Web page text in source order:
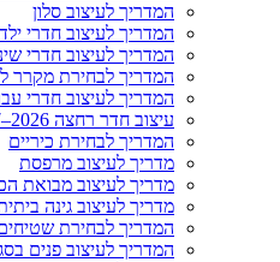
המדריך לעיצוב סלון
המדריך לעיצוב חדרי
המדריך לעיצוב חדרי
המדריך לבחירת מקרר
המדריך לעיצוב חדרי
עיצוב חדר רחצה 2026–2027: המדריך המלא לתכנון נכון
המדריך לבחירת כיריים
מדריך לעיצוב מרפסת
מדריך לעיצוב מבואת
מדריך לעיצוב גינה
המדריך לבחירת
המדריך לעיצוב פנים